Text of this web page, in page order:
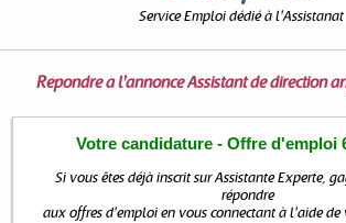
Service Emploi dédié à l'Assistanat
Répondre à l'annonceAssistant de direction
Votre candidature - Offre d'emploi
Si vous êtes déjà inscrit sur Assistante Experte,
répondre
aux offres d'emploi en vous connectant à l'aide de